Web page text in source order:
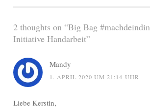
2 thoughts on “Big Bag
Initiative Handarbeit”
Mandy
1. APRIL 2020 UM 21:14 UHR
Liebe Kerstin,